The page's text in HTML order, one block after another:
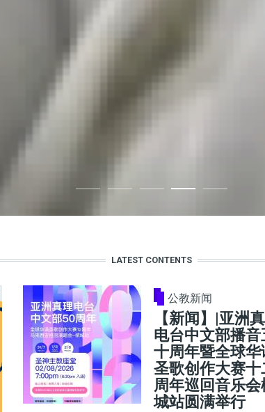
LATEST CONTENTS
公教新闻
【新闻】|亚洲
电台中文部播音
十周年暨全球华
圣歌创作大赛十
周年巡回音乐会
城站圆满举行